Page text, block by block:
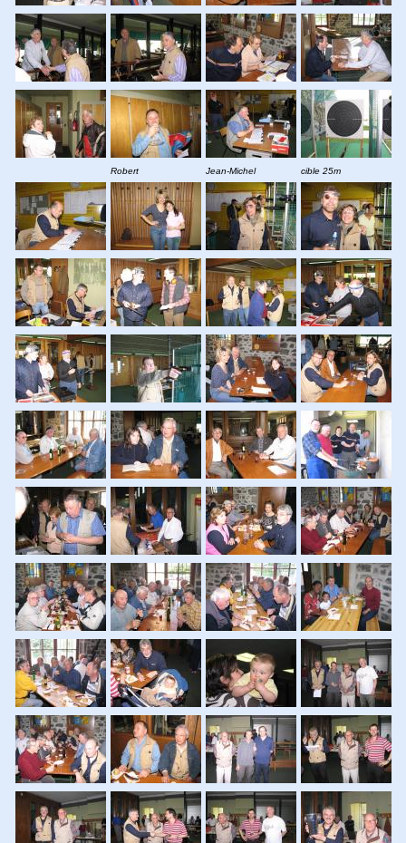
Robert Jean-Michel cible 25m